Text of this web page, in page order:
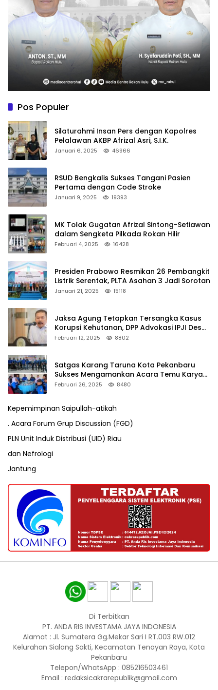
Pos Populer
Silaturahmi Insan Pers dengan Kapolres
Pelalawan AKBP Afrizal Asri, S.I.K.
Januari 6, 2025 46966
RSUD Bengkalis Sukses Tangani Pasien
Pertama dengan Code Stroke
Januari 9, 2025 19393
MK Tolak Gugatan Afrizal Sintong-Setiawan
dalam Sengketa Pilkada Rokan Hilir
Februari 4, 2025 16428
Presiden Prabowo Resmikan 26 Pembangkit
Listrik Serentak, PLTA Asahan 3 Jadi Sorotan
Januari 21, 2025 15118
Jaksa Agung Tetapkan Tersangka Kasus
Korupsi Kehutanan, DPP Advokasi IPJI Desak
Pengusutan Pajak RAPP
Februari 12, 2025 8802
Satgas Karang Taruna Kota Pekanbaru
Sukses Mengamankan Acara Temu Karya
VII Karang Taruna Pekanbaru
Februari 26, 2025 8480
Kepemimpinan Saipullah-atikah
. Acara Forum Grup Discussion (FGD)
PLN Unit Induk Distribusi (UID) Riau
dan Nefrologi
Jantung
Di Terbitkan
PT. ANDA RIS INVESTAMA JAYA INDONESIA
Alamat : Jl. Sumatera Gg.Mekar Sari I RT.003 RW.012
Kelurahan Sialang Sakti, Kecamatan Tenayan Raya, Kota
Pekanbaru
Telepon/WhatsApp : 085216503461
Email : redaksicakrarepublik@gmail.com